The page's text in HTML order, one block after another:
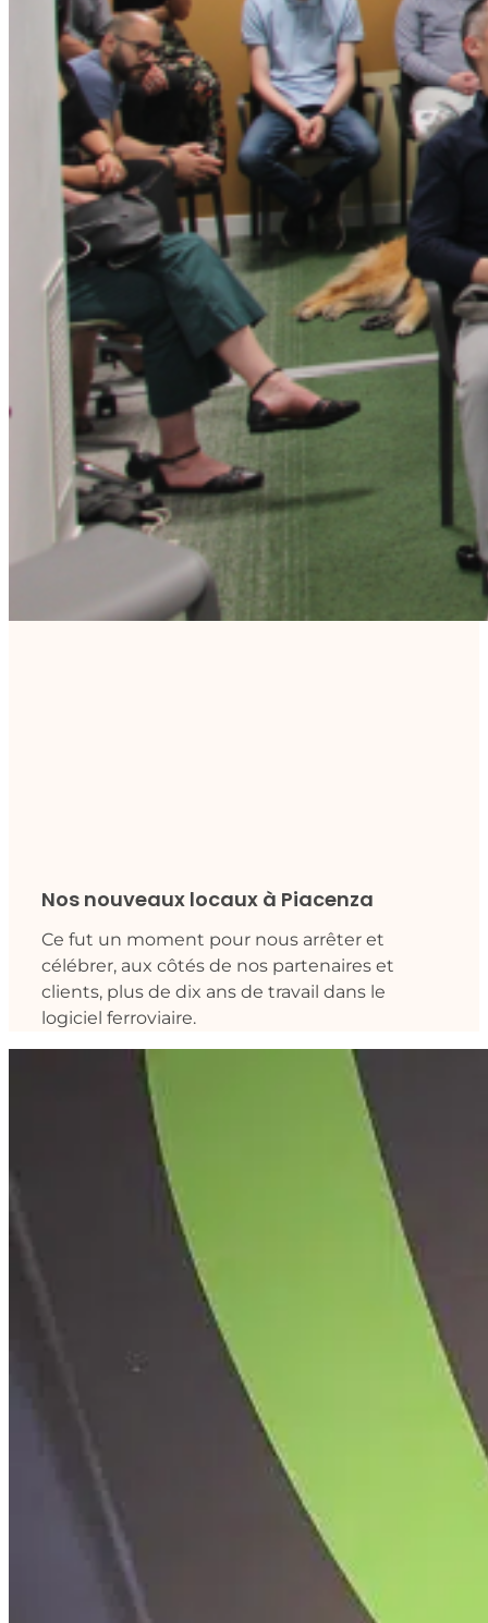
Nos nouveaux locaux à Piacenza
Ce fut un moment pour nous arrêter et
célébrer, aux côtés de nos partenaires et
clients, plus de dix ans de travail dans le
logiciel ferroviaire.